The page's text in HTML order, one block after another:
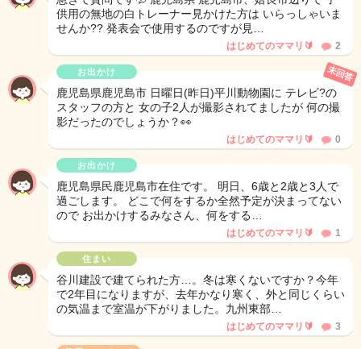
供用の無地の白トレーナー見かけた方は いらっしゃいま
せんか?? 発表会で使用するのですが見…
はじめてのママリ🔰 2
お出かけ
鹿児島県鹿児島市 日曜日(昨日)平川動物園に テレビ?の
スタッフの方と 女の子2人が撮影されてましたが 何の撮
影だったのでしょうか？👀
未回答
はじめてのママリ🔰 0
お出かけ
鹿児島県民鹿児島市在住です。 明日、6歳と2歳と3人で
過ごします。 どこで何をするか全然予定が決まってない
ので お出かけするみなさん、何をする…
はじめてのママリ🔰 1
住まい
谷川建設で建てられた方…。冬は寒くないですか？今年
で2年目になりますが、去年かなり寒く、外と同じくらい
の気温まで室温が下がりました。九州東部…
はじめてのママリ🔰 3